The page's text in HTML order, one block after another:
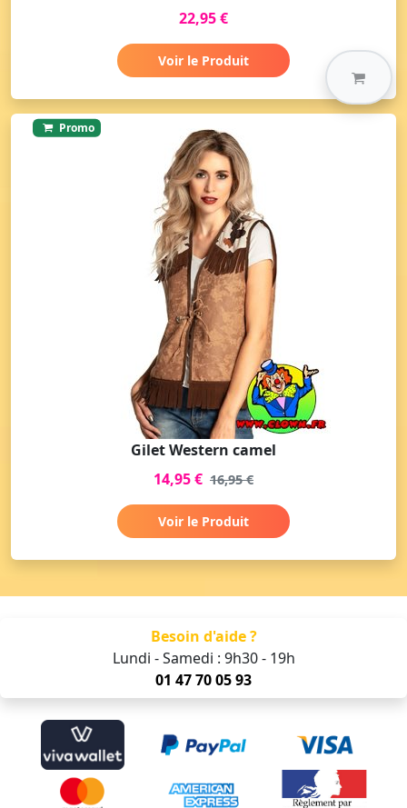
22,95 €
Voir le Produit
Promo
Gilet Western camel
14,95 € 16,95 €
Voir le Produit
Besoin d'aide ?
Lundi - Samedi : 9h30 - 19h
01 47 70 05 93